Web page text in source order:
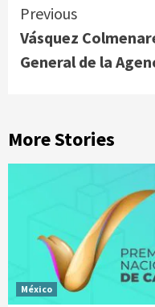
Continue
Reading
Previous
Vásquez
General de la
More Stories
México